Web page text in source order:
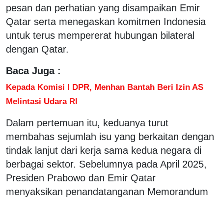
pesan dan perhatian yang disampaikan Emir
Qatar serta menegaskan komitmen Indonesia
untuk terus mempererat hubungan bilateral
dengan Qatar.
Baca Juga :
Kepada Komisi I DPR, Menhan Bantah Beri Izin AS
Melintasi Udara RI
Dalam pertemuan itu, keduanya turut
membahas sejumlah isu yang berkaitan dengan
tindak lanjut dari kerja sama kedua negara di
berbagai sektor. Sebelumnya pada April 2025,
Presiden Prabowo dan Emir Qatar
menyaksikan penandatanganan Memorandum